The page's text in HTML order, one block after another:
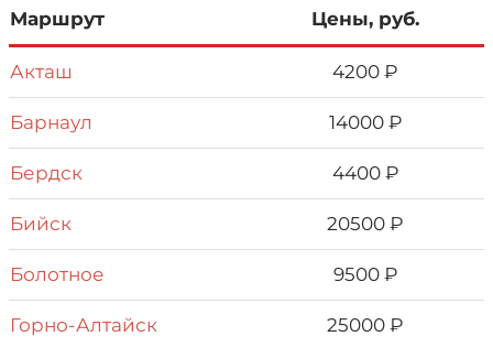
Маршрут Цены, руб.
Акташ 4200 ₽
Барнаул 14000 ₽
Бердск 4400 ₽
Бийск 20500 ₽
Болотное 9500 ₽
Горно-Алтайск 25000 ₽